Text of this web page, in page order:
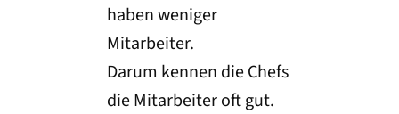
haben weniger
Mitarbeiter.
Darum kennen die Chefs
die Mitarbeiter oft gut.